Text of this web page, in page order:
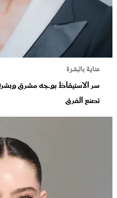
عناية بالبشرة
سر الاستيقاظ بوجه مشرق
تصنع الفرق